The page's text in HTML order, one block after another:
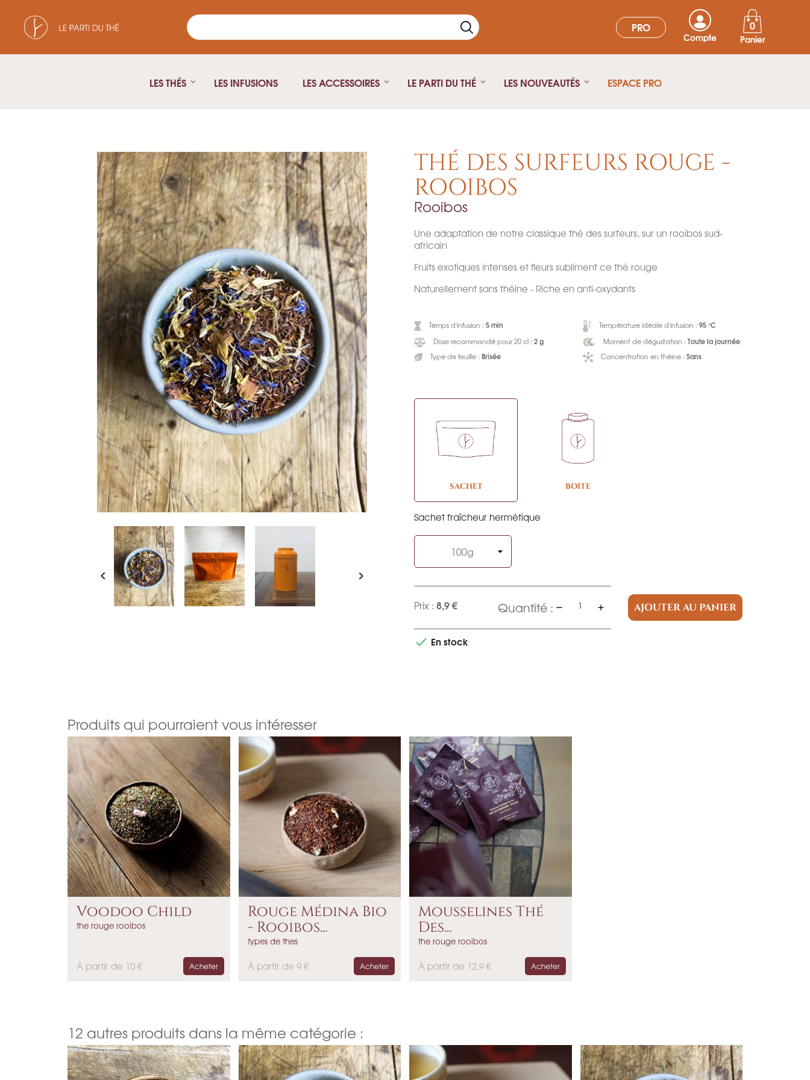
PRO
Compte Panier
0
LES THÉS
Thé vert
Thé blanc
Rooibos
Pu Erh
Oolong
Infusion
Thé fumé
Thé Parfumé
LES INFUSIONS LES ACCESSOIRES
Théière isotherme
Théière Japonaise
LE PARTI DU THÉ LES NOUVEAUTÉS ESPACE PRO
 
THÉ DES SURFEURS ROUGE -
ROOIBOS
Rooibos
Une adaptation de notre classique thé des surfeurs, sur un rooibos sud-
africain
Fruits exotiques intenses et fleurs subliment ce thé rouge
Naturellement sans théine - Riche en anti-oxydants
Temps d'infusion : 5 min Température idéale d'infusion : 95 °C
Dose recommandé pour 20 cl : 2 g Moment de dégustation : Toute la journée
Type de feuille : Brisée Concentration en théine : Sans
SACHET BOITE
Sachet fraîcheur hermétique
Prix : 8,9 € Quantité : AJOUTER AU PANIER
 En stock
Produits qui pourraient vous intéresser
Voodoo Child
the rouge rooibos
P
À partir de 10 € Acheter
Rouge Médina Bio
- Rooibos...
types de thes
P
À partir de 9 € Acheter
Mousselines Thé
Des...
the rouge rooibos
P
À partir de 12,9 € Acheter
12 autres produits dans la même catégorie :